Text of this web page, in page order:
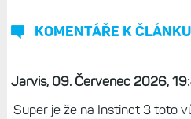
KOMENTÁŘE K ČLÁNKU
Jarvis, 09. Červenec 2026,
Super je že na Instinct 3 toto